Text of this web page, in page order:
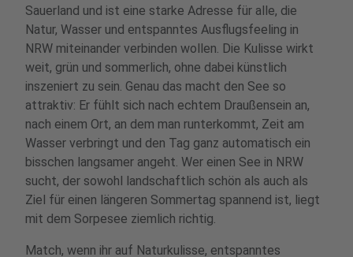
Sauerland und ist eine starke Adresse für alle, die
Natur, Wasser und entspanntes Ausflugsfeeling in
NRW miteinander verbinden wollen. Die Kulisse wirkt
weit, grün und sommerlich, ohne dabei künstlich
inszeniert zu sein. Genau das macht den See so
attraktiv: Er fühlt sich nach echtem Draußensein an,
nach einem Ort, an dem man runterkommt, Zeit am
Wasser verbringt und den Tag ganz automatisch ein
bisschen langsamer angeht. Wer einen See in NRW
sucht, der sowohl landschaftlich schön als auch als
Ziel für einen längeren Sommertag spannend ist, liegt
mit dem Sorpesee ziemlich richtig.
Match, wenn ihr auf Naturkulisse, entspanntes